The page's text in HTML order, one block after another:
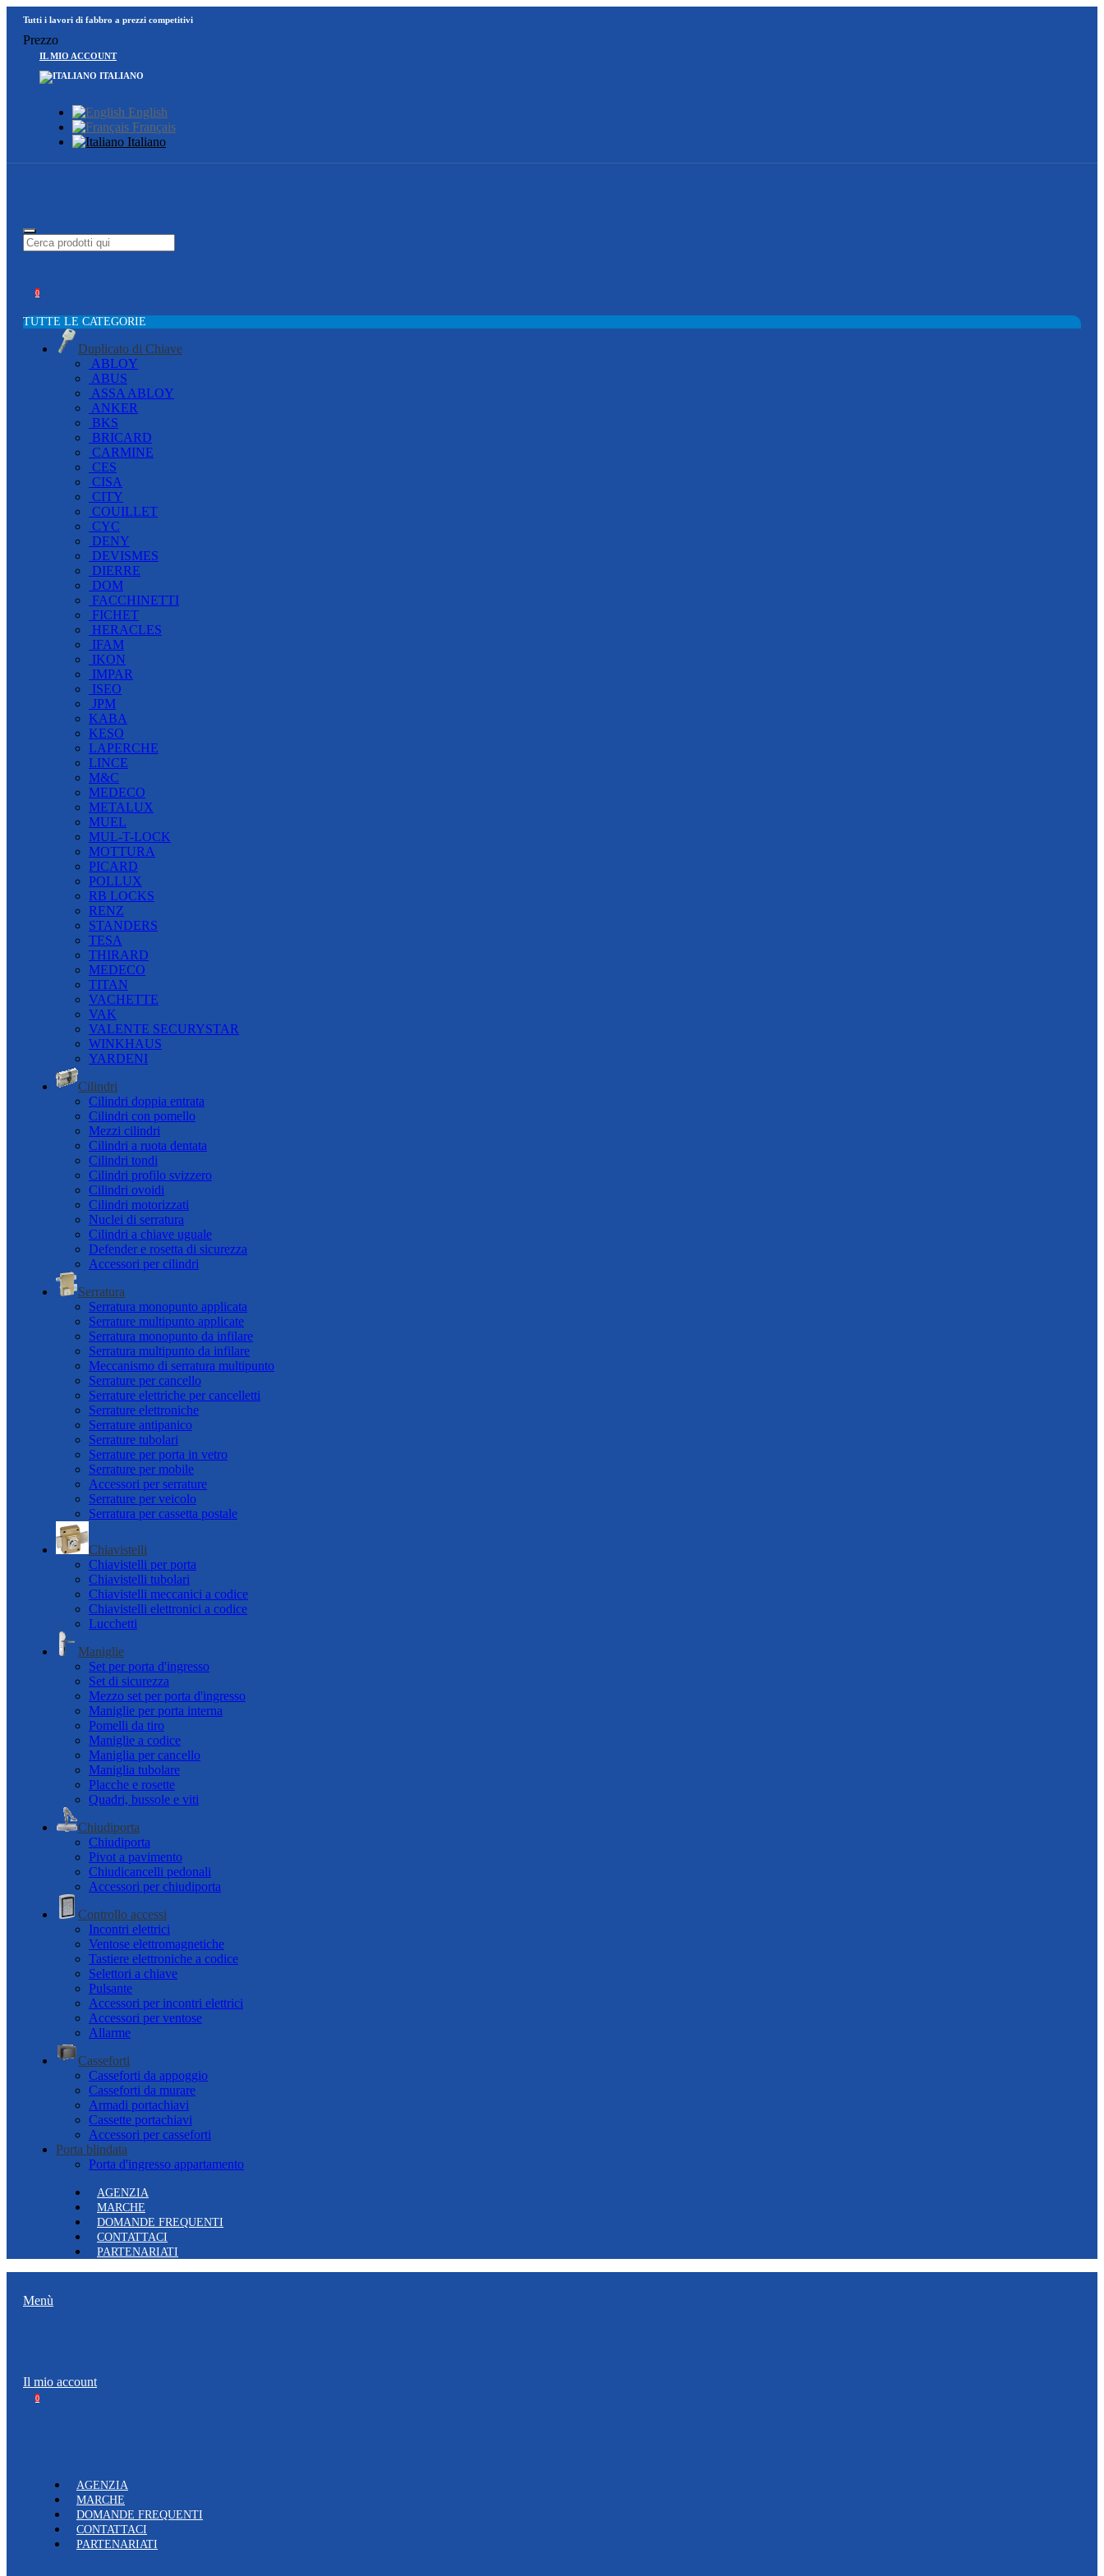
Tutti i lavori di fabbro a prezzi competitivi
Prezzo
IL MIO ACCOUNT
ITALIANO
English
Français
Italiano
0
TUTTE LE CATEGORIE
Duplicato di Chiave
ABLOY
ABUS
ASSA ABLOY
ANKER
BKS
BRICARD
CARMINE
CES
CISA
CITY
COUILLET
CYC
DENY
DEVISMES
DIERRE
DOM
FACCHINETTI
FICHET
HERACLES
IFAM
IKON
IMPAR
ISEO
JPM
KABA
KESO
LAPERCHE
LINCE
M&C
MEDECO
METALUX
MUEL
MUL-T-LOCK
MOTTURA
PICARD
POLLUX
RB LOCKS
RENZ
STANDERS
TESA
THIRARD
MEDECO
TITAN
VACHETTE
VAK
VALENTE SECURYSTAR
WINKHAUS
YARDENI
Cilindri
Cilindri doppia entrata
Cilindri con pomello
Mezzi cilindri
Cilindri a ruota dentata
Cilindri tondi
Cilindri profilo svizzero
Cilindri ovoidi
Cilindri motorizzati
Nuclei di serratura
Cilindri a chiave uguale
Defender e rosetta di sicurezza
Accessori per cilindri
Serratura
Serratura monopunto applicata
Serrature multipunto applicate
Serratura monopunto da infilare
Serratura multipunto da infilare
Meccanismo di serratura multipunto
Serrature per cancello
Serrature elettriche per cancelletti
Serrature elettroniche
Serrature antipanico
Serrature tubolari
Serrature per porta in vetro
Serrature per mobile
Accessori per serrature
Serrature per veicolo
Serratura per cassetta postale
Chiavistelli
Chiavistelli per porta
Chiavistelli tubolari
Chiavistelli meccanici a codice
Chiavistelli elettronici a codice
Lucchetti
Maniglie
Set per porta d'ingresso
Set di sicurezza
Mezzo set per porta d'ingresso
Maniglie per porta interna
Pomelli da tiro
Maniglie a codice
Maniglia per cancello
Maniglia tubolare
Placche e rosette
Quadri, bussole e viti
Chiudiporta
Chiudiporta
Pivot a pavimento
Chiudicancelli pedonali
Accessori per chiudiporta
Controllo accessi
Incontri elettrici
Ventose elettromagnetiche
Tastiere elettroniche a codice
Selettori a chiave
Pulsante
Accessori per incontri elettrici
Accessori per ventose
Allarme
Casseforti
Casseforti da appoggio
Casseforti da murare
Armadi portachiavi
Cassette portachiavi
Accessori per casseforti
Porta blindata
Porta d'ingresso appartamento
AGENZIA
MARCHE
DOMANDE FREQUENTI
CONTATTACI
PARTENARIATI
Menù
Il mio account
0
AGENZIA
MARCHE
DOMANDE FREQUENTI
CONTATTACI
PARTENARIATI